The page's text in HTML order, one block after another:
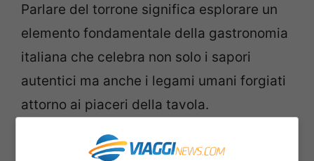
Parlare del torrone significa esplorare un
elemento fondamentale della gastronomia
italiana che celebra non solo i sapori
autentici ma anche i legami umani forgiati
attorno ai piaceri della tavola.
Festa del Torrone a Cremona,